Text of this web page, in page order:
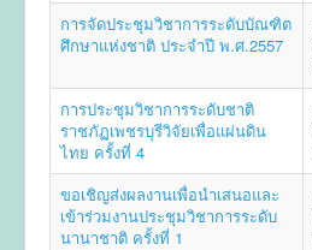
การลงทะเบียน
การทำวิทยานิพนธ์
ข่าวประชาสัมพันธ์
ข่าวประชุมวิชาการ
ข่าวรับสมัคร
ติดต่อ
การจัดประชุมวิชาการระดับบัณฑิต
ศึกษาแห่งชาติ ประจำปี พ.ศ.2557
การประชุมวิชาการระดับชาติ
ราชภัฏเพชรบุรีวิจัยเพื่อแผ่นดิน
ไทย ครั้งที่ 4
ขอเชิญส่งผลงานเพื่อนำเสนอและ
เข้าร่วมงานประชุมวิชาการระดับ
นานาชาติ ครั้งที่ 1